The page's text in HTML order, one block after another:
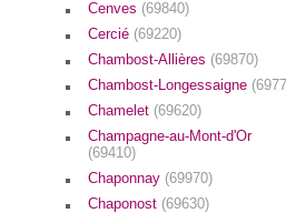
Cenves (69840)
Cercié (69220)
Chambost-Allières (69870)
Chambost-Longessaigne
Chamelet (69620)
Champagne-au-Mont-d'Or
(69410)
Chaponnay (69970)
Chaponost (69630)